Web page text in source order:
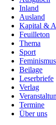
Inland
Ausland
Kapital &
Feuilleton
Thema
Sport
Feminismus
Beilage
Leserbriefe
Verlag
Termine
Über uns